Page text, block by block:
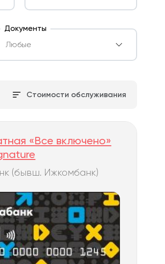
Документы
Стоимости обслуживания
«Все включено»
(бывш. Ижкомбанк)